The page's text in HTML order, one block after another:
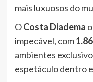
mais luxuosos do
OCosta Diadema
impecável, com
ambientes
espetáculo dentro